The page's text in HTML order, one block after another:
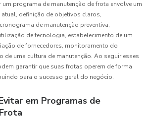
um programa de manutenção de frota envolve um
definição de objetivos claros,
de manutenção preventiva,
de tecnologia, estabelecimento de um
de fornecedores, monitoramento do
de uma cultura de manutenção. Ao seguir esses
garantir que suas frotas operem de forma
para o sucesso geral do negócio.
em Programas de